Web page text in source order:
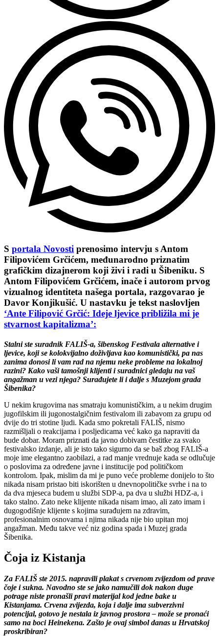
S portala Novosti prenosimo intervju s Antom
Filipovićem Grčićem, međunarodno priznatim
grafičkim dizajnerom koji živi i radi u Šibeniku. S
Antom Filipovićem Grčićem, inače i autorom prvog
vizualnog identiteta našega portala, razgovarao je
Davor Konjikušić. U nastavku je tekst naslovljen
‘Ante Filipović Grčić: Ideje ljevice približila mi je
stvarnost kapitalizma’:
Stalni ste suradnik FALIŠ-a, šibenskog Festivala alternative i
ljevice, koji se kolokvijalno doživljava kao komunistički, pa nas
zanima donosi li vam rad na njemu neke probleme na lokalnoj
razini? Kako vaši tamošnji klijenti i suradnici gledaju na vaš
angažman u vezi njega? Surađujete li i dalje s Muzejom grada
Šibenika?
U nekim krugovima nas smatraju komunističkim, a u nekim drugim
jugofilskim ili jugonostalgičnim festivalom ili zabavom za grupu od
dvije do tri stotine ljudi. Kada smo pokretali FALIŠ, nismo
razmišljali o reakcijama i posljedicama već kako ga napraviti da
bude dobar. Moram priznati da javno dobivam čestitke za svako
festivalsko izdanje, ali je isto tako sigurno da se baš zbog FALIŠ-a
moje ime elegantno zaobilazi, a rad manje vrednuje kada se odlučuje
o poslovima za određene javne i institucije pod političkom
kontrolom. Ipak, mislim da mi je puno veće probleme donijelo to što
nikada nisam pristao biti iskorišten u dnevnopolitičke svrhe i na to
da dva mjeseca budem u službi SDP-a, pa dva u službi HDZ-a, i
tako stalno. Zato neke klijente nikada nisam imao, ali zato imam i
dugogodišnje klijente s kojima surađujem na zdravim,
profesionalnim osnovama i njima nikada nije bio upitan moj
angažman. Među takve već niz godina spada i Muzej grada
Šibenika.
Čoja iz Kistanja
Za FALIŠ ste 2015. napravili plakat s crvenom zvijezdom od prave
čoje i sukna. Navodno ste se jako namučili dok nakon duge
potrage niste pronašli pravi materijal kod jedne bake u
Kistanjama. Crvena zvijezda, koja i dalje ima subverzivni
potencijal, gotovo je nestala iz javnog prostora – može se pronaći
samo na boci Heinekena. Zašto je ovaj simbol danas u Hrvatskoj
proskribiran?